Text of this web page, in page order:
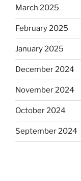
March 2025
February 2025
January 2025
December 2024
November 2024
October 2024
September 2024